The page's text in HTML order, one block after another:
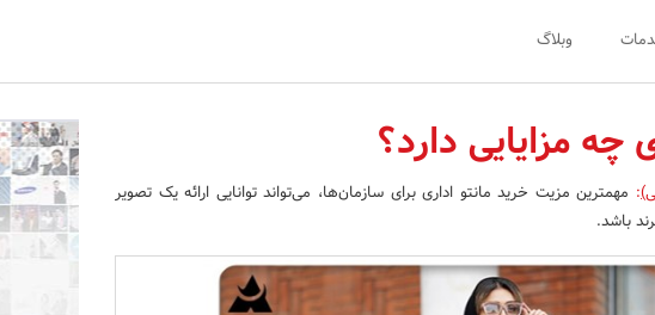
وبلاگ
چه مزایایی دارد؟
: مهمترین مزیت خرید مانتو اداری برای سازمان‌ها، می‌تواند توانایی ارائه یک تصویر
باشد.